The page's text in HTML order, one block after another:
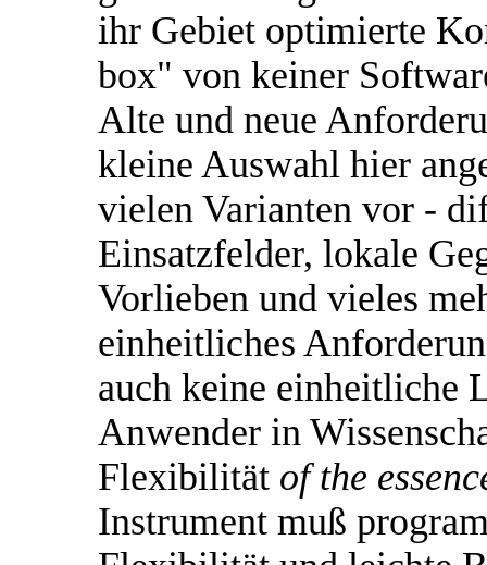
ihr Gebiet optimierte
box" von keiner
Alte und neue
kleine Auswahl hier
vielen Varianten vor -
Einsatzfelder, lokale
Vorlieben und vieles
einheitliches
auch keine einheitliche
Anwender in
Flexibilität of the
Instrument muß